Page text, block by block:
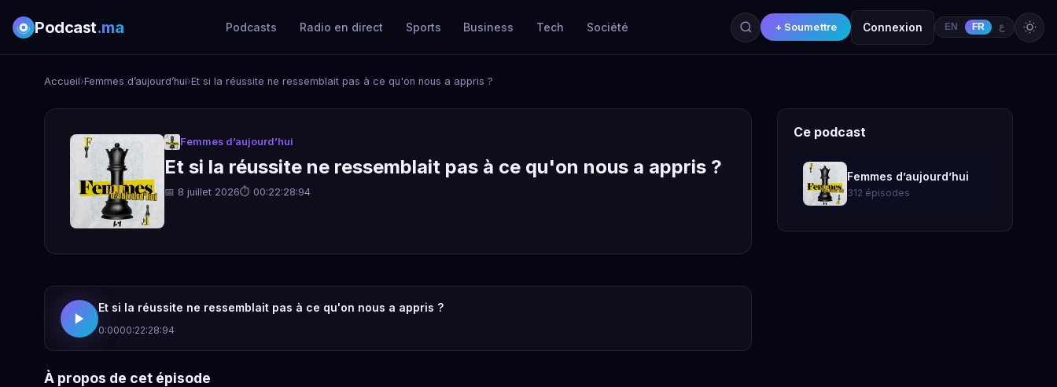
Podcast.ma Podcasts Radio en direct Sports Business Tech Société + Soumettre Connexion EN FR ع
Accueil›Femmes d’aujourd’hui›Et si la réussite ne ressemblait pas à ce qu'on nous a appris ?
Femmes d’aujourd’hui
Et si la réussite ne ressemblait pas à ce qu'on nous a appris ?
📅 8 juillet 2026⏱ 00:22:28:94
Et si la réussite ne ressemblait pas à ce qu'on nous a appris ?
0:0000:22:28:94
À propos de cet épisode
Ce podcast
Femmes d’aujourd’hui
312 épisodes